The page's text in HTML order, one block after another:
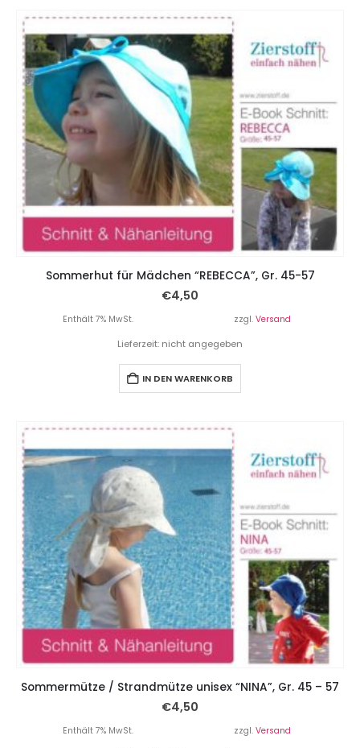
Sommerhut für Mädchen “REBECCA”, Gr. 45-57
€4,50
Enthält 7% MwSt. zzgl. Versand
Lieferzeit: nicht angegeben
IN DEN WARENKORB
Sommermütze / Strandmütze unisex “NINA”, Gr. 45 – 57
€4,50
Enthält 7% MwSt. zzgl. Versand